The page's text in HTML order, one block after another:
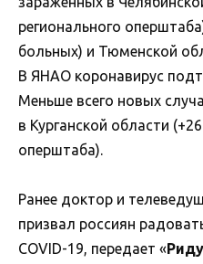
регионального
больных) и Тюменской
В ЯНАО коронавирус
Меньше всего новых
в Курганской области
оперштаба).
Ранее доктор и
призвал россиян
COVID-19, передает «